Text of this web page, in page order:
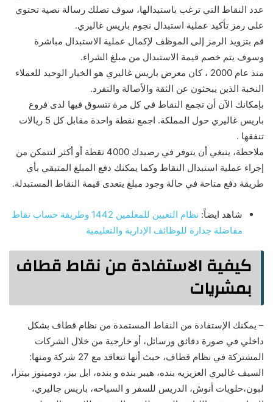
عدد النقاط التي ترغب باستبدالها، سوف تصلك رسالة نصية تحتوي
على رمز تأكيد عملية استبدال نجوم باريس غاليري.
قم بتزويد الرمز إلى الموظف لإكمال عملية الاستبدال مباشرة
وسوف يتم خصم قيمة الاستبدال من مبلغ الشراء.
منذ عام 2000 ، كان معرض باريس غاليري هو الخيار الوحيد للعملاء
النخبة الذين يبحثون عن الثقة والأصالة والتفرد.
بإمكانك الآن أن تجمع النقاط في كل مرة تتسوق فيها لدى فروع
باريس غاليري حول المملكة. اجمع نقطة واحدة مقابل كل 5 ريالات
تنفقها .
ملاحظة، ينبغي أن يتوفر في رصيدك 4000 نقطة أو أكثر لتتمكن من
إجراء عملية استبدال النقاط وكما يمكنك دفع المبلغ المتبقي بأي
طريقة دفع متاحة في حالة وجود مبلغ يتعدى قيمة النقاط المستبدلة.
شاهد ايضاً:
نظام التعيين للمعلمين 1442 وطريقة حساب نقاط
مفاضلة جدارة للوظائف الإدارية والتعليمية
كيفية الاستفادة من نقاط قطاف
بمشريات
– يمكنك الإستفادة من النقاط المستمدة من نظام قطاف بشكل
داخلي في صورة دقائق ورسائل، أو خارجية من خلال الشركات
المشتركة في نظام قطاف، حيث أنها تتعاقد مع 27 شركة ومنها:
السيف غاليري العزيزيه بنده، هيبر بنده و بنده، ابل بيز، دومينوز بيتزا،
لبون،حلويات أنوش، الدريس للسفر و السياحه، باريس جاليري،